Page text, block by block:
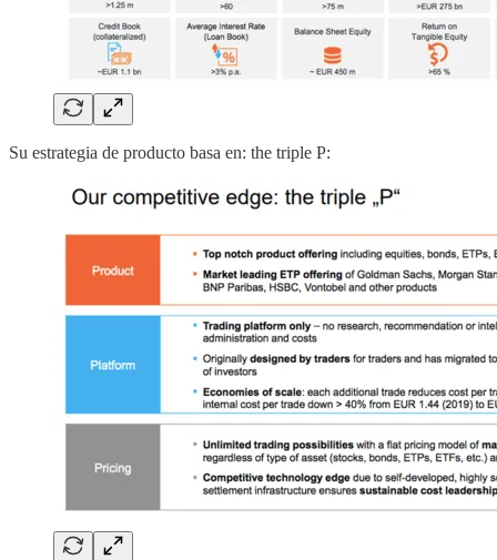
Su estrategia de producto basa en: the triple P: